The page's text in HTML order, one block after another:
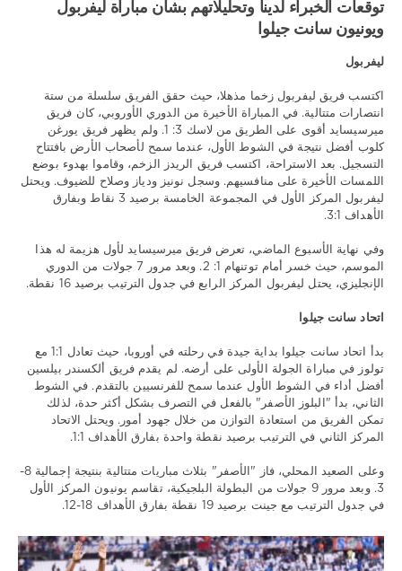
Download
1xbet
1
078
0
توقعات الخبراء لدينا وتحليلاتهم بشأن مباراة ليفربول
ويونيون سانت جيلوا
ليفربول
اكتسب فريق ليفربول زخما مذهلا، حيث حقق الفريق سلسلة من ستة
انتصارات متتالية. في المباراة الأخيرة من الدوري الأوروبي، كان فريق
ميرسيسايد أقوى على الطريق من لاسك 3: 1. ولم يظهر فريق يورغن
كلوب أفضل نتيجة في الشوط الأول، عندما سمح لأصحاب الأرض بافتتاح
التسجيل. بعد الاستراحة، اكتسب فريق الريدز الزخم، وقاموا بهدوء بوضع
اللمسات الأخيرة على منافسيهم. وسجل نونيز ودياز وصلاح للضيوف. ويحتل
ليفربول المركز الأول في المجموعة الخامسة برصيد 3 نقاط وبفارق
الأهداف 3:1.
وفي نهاية الأسبوع الماضي، تعرض فريق ميرسيسايد لأول هزيمة له هذا
الموسم، حيث خسر أمام توتنهام 1: 2. وبعد مرور 7 جولات من الدوري
الإنجليزي، يحتل ليفربول المركز الرابع في جدول الترتيب برصيد 16 نقطة.
اتحاد سانت جيلوا
بدأ اتحاد سانت جيلوا بداية جيدة في رحلته في أوروبا، حيث تعادل 1:1 مع
تولوز في مباراة الجولة الأولى على أرضه. لم يقدم فريق ألكسندر بيلسين
أفضل أداء في الشوط الأول عندما سمح للفرنسيين بالتقدم. في الشوط
الثاني، بدأ "البلوز الأصفر" بالفعل في التصرف بشكل أكثر حدة، لذلك
تمكن الفريق من استعادة التوازن من خلال جهود أمور. ويحتل الاتحاد
المركز الثاني في الترتيب برصيد نقطة واحدة بفارق الأهداف 1:1.
وعلى الصعيد المحلي، فاز "الأصفر" بثلاث مباريات متتالية بنتيجة إجمالية 8-
3. وبعد مرور 9 جولات من البطولة البلجيكية، تقاسم يونيون المركز الأول
في جدول الترتيب مع جينت برصيد 19 نقطة بفارق الأهداف 18-12.